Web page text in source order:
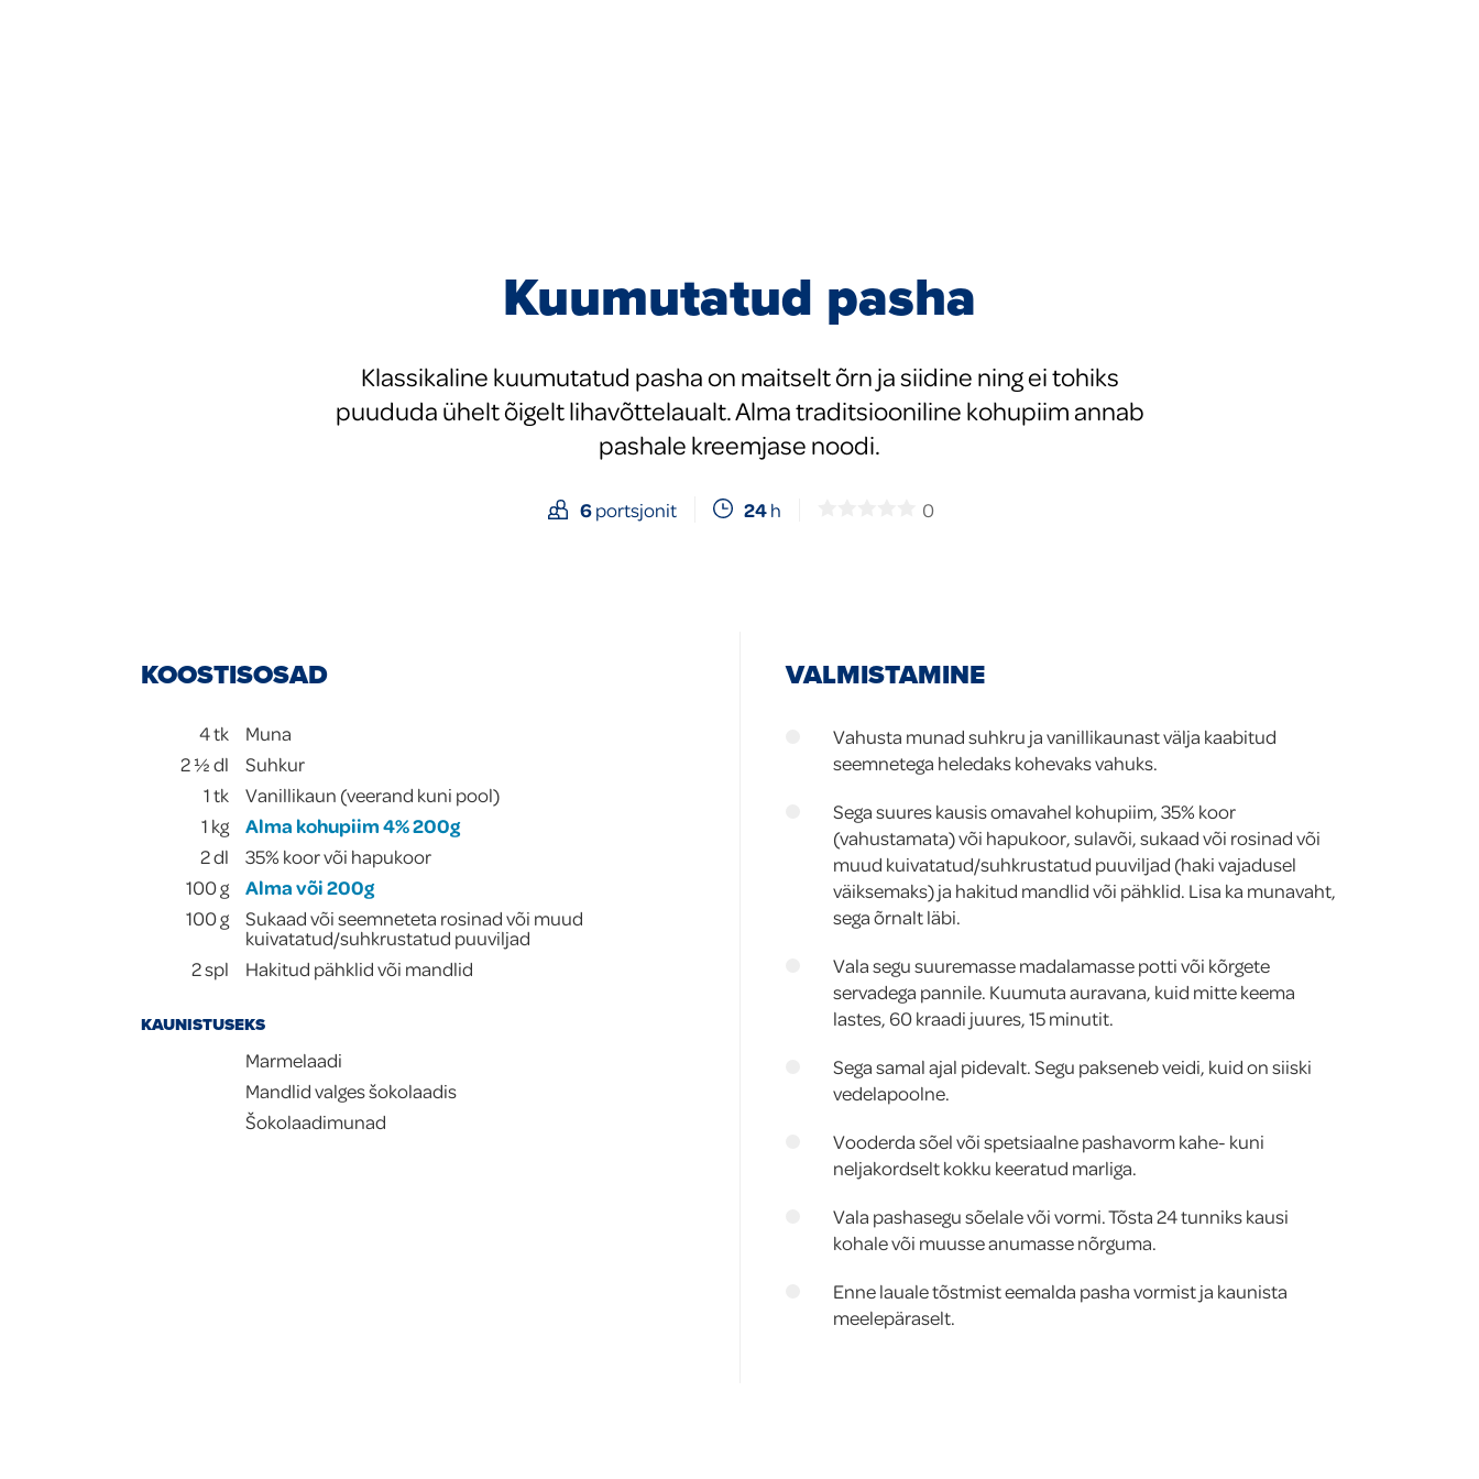
Kuumutatud pasha
Klassikaline kuumutatud pasha on maitselt õrn ja siidine ning ei tohiks
puududa ühelt õigelt lihavõttelaualt. Alma traditsiooniline kohupiim annab
pashale kreemjase noodi.
6portsjonit 24h 0
KOOSTISOSAD
4tk
Muna
2 ½dl
Suhkur
1tk
Vanillikaun (veerand kuni pool)
1 kg
Alma kohupiim 4% 200g
2dl
35% koor või hapukoor
100g
Alma või 200g
100g
Sukaad või seemneteta rosinad või muud
kuivatatud/suhkrustatud puuviljad
2spl Hakitud pähklid või mandlid
KAUNISTUSEKS
Marmelaadi
Mandlid valges šokolaadis
Šokolaadimunad
VALMISTAMINE
Vahusta munad suhkru ja vanillikaunast välja kaabitud
seemnetega heledaks kohevaks vahuks.
Sega suures kausis omavahel kohupiim, 35% koor
(vahustamata) või hapukoor, sulavõi, sukaad või rosinad või
muud kuivatatud/suhkrustatud puuviljad (haki vajadusel
väiksemaks) ja hakitud mandlid või pähklid. Lisa ka munavaht,
sega õrnalt läbi.
Vala segu suuremasse madalamasse potti või kõrgete
servadega pannile. Kuumuta auravana, kuid mitte keema
lastes, 60 kraadi juures, 15 minutit.
Sega samal ajal pidevalt. Segu pakseneb veidi, kuid on siiski
vedelapoolne.
Vooderda sõel või spetsiaalne pashavorm kahe- kuni
neljakordselt kokku keeratud marliga.
Vala pashasegu sõelale või vormi. Tõsta 24 tunniks kausi
kohale või muusse anumasse nõrguma.
Enne lauale tõstmist eemalda pasha vormist ja kaunista
meelepäraselt.